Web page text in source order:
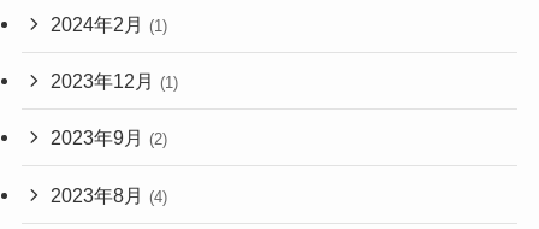
2024年2月 (1)
2023年12月 (1)
2023年9月 (2)
2023年8月 (4)